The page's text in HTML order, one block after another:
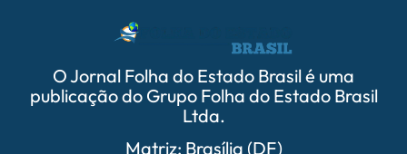
O Jornal Folha do Estado Brasil é uma
publicação do Grupo Folha do Estado Brasil
Ltda.
Matriz: Brasília (DF)